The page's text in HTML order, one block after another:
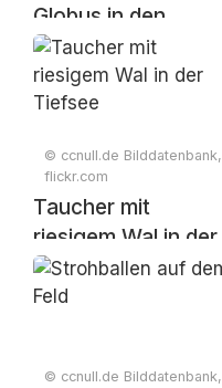
Globus in den
Händen
© ccnull.de Bilddatenbank,
flickr.com
Taucher mit
riesigem Wal in der
Tiefsee
© ccnull.de Bilddatenbank,